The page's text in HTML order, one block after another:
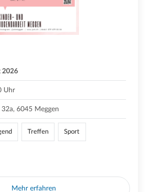
2026
Uhr
6045 Meggen
Treffen Sport
Mehr erfahren